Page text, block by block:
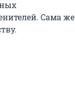
Сама же